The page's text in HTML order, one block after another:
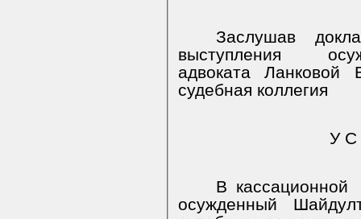
Заслушав
выступления
адвоката
судебная коллегия
У С
В кассационной
осужденный